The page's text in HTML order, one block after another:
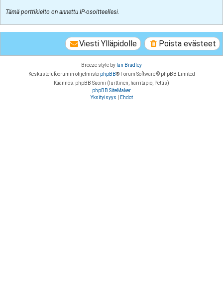
Tämä porttikielto on annettu IP-osoitteellesi.
Poista evästeet
Viesti Ylläpidolle
Breeze style by Ian Bradley
Keskustelufoorumin ohjelmisto phpBB® Forum Software © phpBB Limited
Käännös: phpBB Suomi (lurttinen, harritapio, Pettis)
phpBB SiteMaker
Yksityisyys
Ehdot